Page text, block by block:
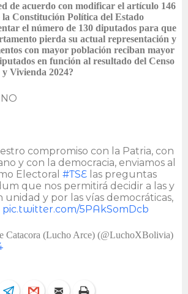
de acuerdo con modificar el artículo 146
Constitución Política del Estado
el número de 130 diputados para que
pierda su actual representación y
con mayor población reciban mayor
en función al resultado del Censo
Vivienda 2024?
NO
compromiso con la Patria, con
y con la democracia, enviamos al
Electoral #TSE las preguntas
que nos permitirá decidir a las y
unidad y por las vías democráticas,
pic.twitter.com/5PAkSomDcb
(Lucho Arce) (@LuchoXBolivia)